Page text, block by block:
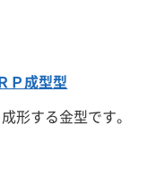
Ｐ成型型
形する金型です。